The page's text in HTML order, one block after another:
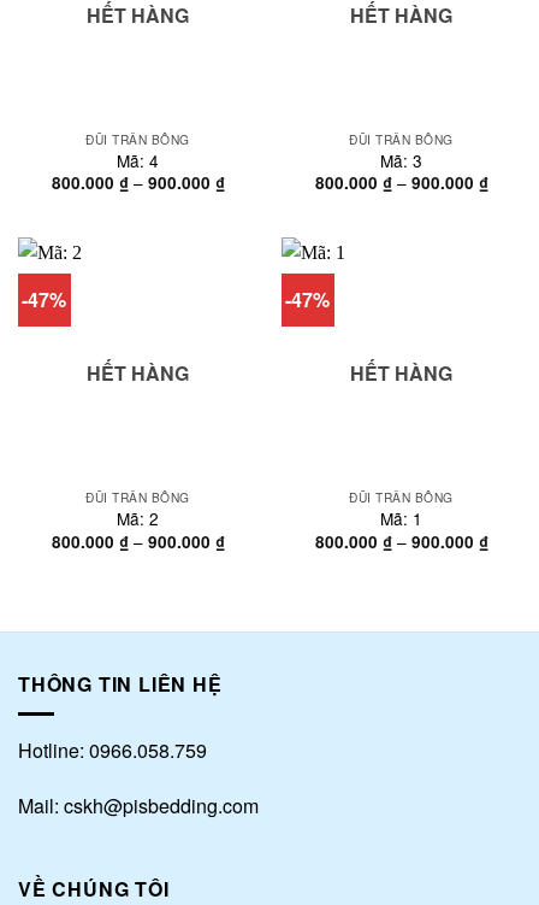
HẾT HÀNG
ĐŨI TRẦN BÔNG
Mã: 4
800.000 ₫ – 900.000 ₫Khoảng
giá:
900.000 ₫
HẾT HÀNG
ĐŨI TRẦN BÔNG
Mã: 3
800.000 ₫ – 900.000 ₫
giá:
-47%
HẾT HÀNG
ĐŨI TRẦN BÔNG
Mã: 2
800.000 ₫ – 900.000 ₫Khoảng
giá:
-47%
HẾT HÀNG
ĐŨI TRẦN BÔNG
Mã: 1
800.000 ₫ – 900.000 ₫
giá:
THÔNG TIN LIÊN HỆ
Hotline: 0966.058.759
Mail: cskh@pisbedding.com
VỀ CHÚNG TÔI